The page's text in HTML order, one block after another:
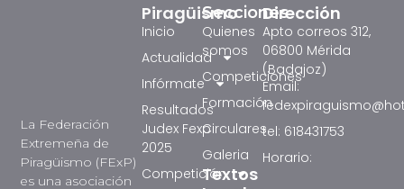
La Federación
Extremeña de
Piragüismo (FExP)
es una asociación
Secciones
Quienes
somos
Competiciones
Formación
Circulares
Galeria
Textos
Piragüismo
Inicio
Actualidad
Infórmate
Resultados
Judex Fexp
2025
Competición
Dirección
Apto correos 312,
06800 Mérida
(Badajoz)
Email:
tel: 618431753
Horario: